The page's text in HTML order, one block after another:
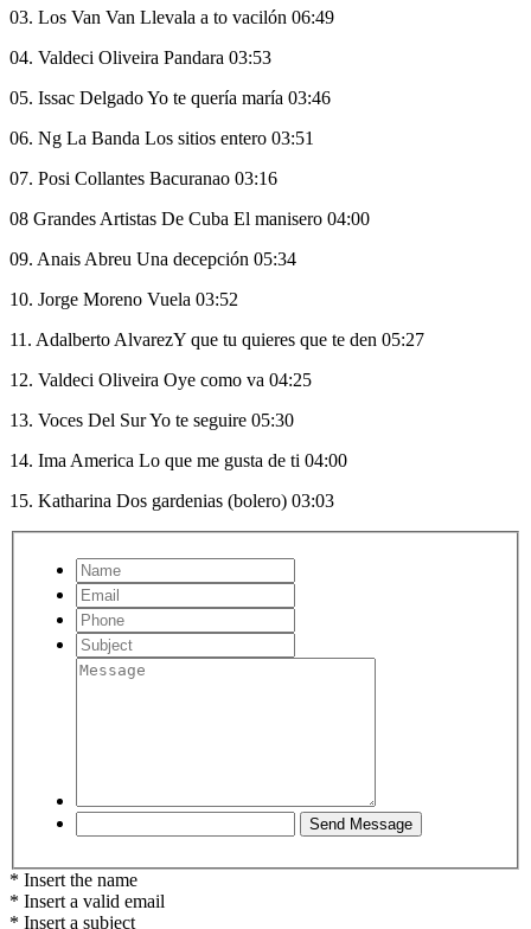
03. Los Van Van Llevala a to vacilón 06:49
04. Valdeci Oliveira Pandara 03:53
05. Issac Delgado Yo te quería maría 03:46
06. Ng La Banda Los sitios entero 03:51
07. Posi Collantes Bacuranao 03:16
08 Grandes Artistas De Cuba El manisero 04:00
09. Anais Abreu Una decepción 05:34
10. Jorge Moreno Vuela 03:52
11. Adalberto AlvarezY que tu quieres que te den 05:27
12. Valdeci Oliveira Oye como va 04:25
13. Voces Del Sur Yo te seguire 05:30
14. Ima America Lo que me gusta de ti 04:00
15. Katharina Dos gardenias (bolero) 03:03
* Insert the name
* Insert a valid email
* Insert a subject